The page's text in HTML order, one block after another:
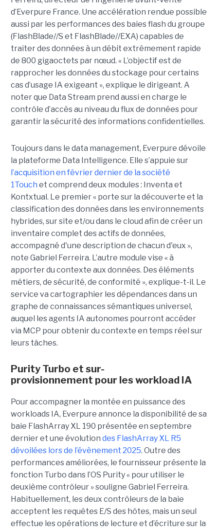
d’Everpure France. Une accélération rendue possible
aussi par les performances des baies flash du groupe
(FlashBlade//S et FlashBlade//EXA) capables de
traiter des données à un débit extrêmement rapide
de 800 gigaoctets par nœud. « L’objectif est de
rapprocher les données du stockage pour certains
cas d’usage IA exigeant », explique le dirigeant. A
noter que Data Stream prend aussi en charge le
contrôle d’accès au niveau du flux de données pour
garantir la sécurité des informations confidentielles.
Toujours dans le data management, Everpure dévoile
la plateforme Data Intelligence. Elle s’appuie sur
l’acquisition en février dernier de la société
1Touch et comprend deux modules : Inventa et
Kontxtual. Le premier « porte sur la découverte et la
classification des données dans les environnements
hybrides, sur site et/ou dans le cloud afin de créer un
inventaire complet des actifs de données,
accompagné d'une description de chacun d'eux »,
note Gabriel Ferreira. L’autre module vise « à
apporter du contexte aux données. Des éléments
métiers, de sécurité, de conformité », explique-t-il. Le
service va cartographier les dépendances dans un
graphe de connaissances sémantiques universel,
auquel les agents IA autonomes pourront accéder
via MCP pour obtenir du contexte en temps réel sur
leurs tâches.
Purity Turbo et sur-
provisionnement pour les workload IA
Pour accompagner la montée en puissance des
workloads IA, Everpure annonce la disponibilité de sa
baie FlashArray XL 190 présentée en septembre
dernier et une évolution des FlashArray XL R5
dévoilées lors de l’évènement 2025. Outre des
performances améliorées, le fournisseur présente la
fonction Turbo dans l’OS Purity « pour utiliser le
deuxième contrôleur » souligne Gabriel Ferreira.
Habituellement, les deux contrôleurs de la baie
acceptent les requêtes E/S des hôtes, mais un seul
effectue les opérations de lecture et d’écriture sur la